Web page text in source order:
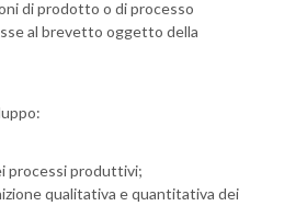
di prodotto o di processo
al brevetto oggetto della
processi produttivi;
qualitativa e quantitativa dei